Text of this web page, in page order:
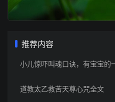
推荐内容
小儿惊吓叫魂口诀，有宝宝的
道教太乙救苦天尊心咒全文